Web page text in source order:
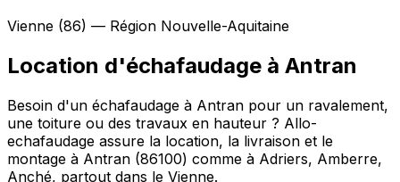
Vienne (86) — Région Nouvelle-Aquitaine
Location d'échafaudage à Antran
Besoin d'un échafaudage à Antran pour un ravalement,
une toiture ou des travaux en hauteur ? Allo-
echafaudage assure la location, la livraison et le
montage à Antran (86100) comme à Adriers, Amberre,
Anché, partout dans le Vienne.